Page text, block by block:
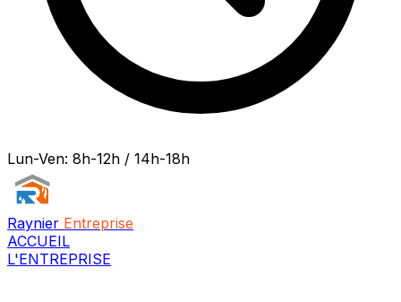
Lun-Ven: 8h-12h / 14h-18h
Raynier Entreprise
ACCUEIL
L'ENTREPRISE